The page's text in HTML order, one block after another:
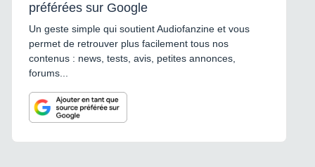
préférées sur Google
Un geste simple qui soutient Audiofanzine et vous
permet de retrouver plus facilement tous nos
contenus : news, tests, avis, petites annonces,
forums...